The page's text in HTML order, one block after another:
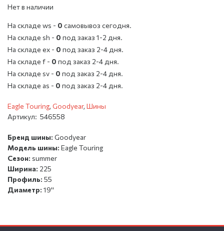
Нет в наличии
На складе ws - 0 cамовывоз сегодня.
На складе sh - 0 под заказ 1-2 дня.
На складе ex - 0 под заказ 2-4 дня.
На складе f - 0 под заказ 2-4 дня.
На складе sv - 0 под заказ 2-4 дня.
На складе as - 0 под заказ 2-4 дня.
Eagle Touring, Goodyear, Шины
Артикул: 546558
Бренд шины: Goodyear
Модель шины: Eagle Touring
Сезон: summer
Ширина: 225
Профиль: 55
Диаметр: 19''